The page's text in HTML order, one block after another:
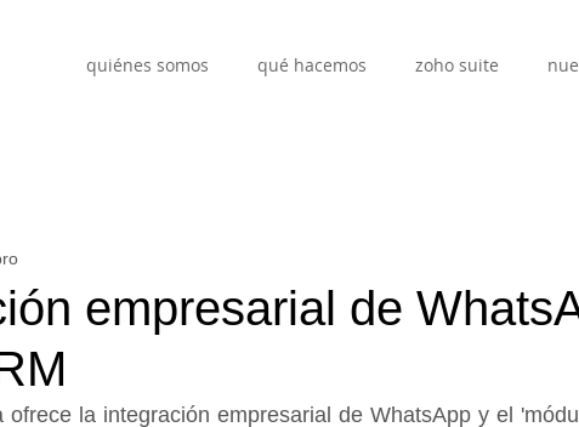
quiénes somos qué hacemos zoho suite
empresarial de
ofrece la integración empresarial de WhatsApp y el